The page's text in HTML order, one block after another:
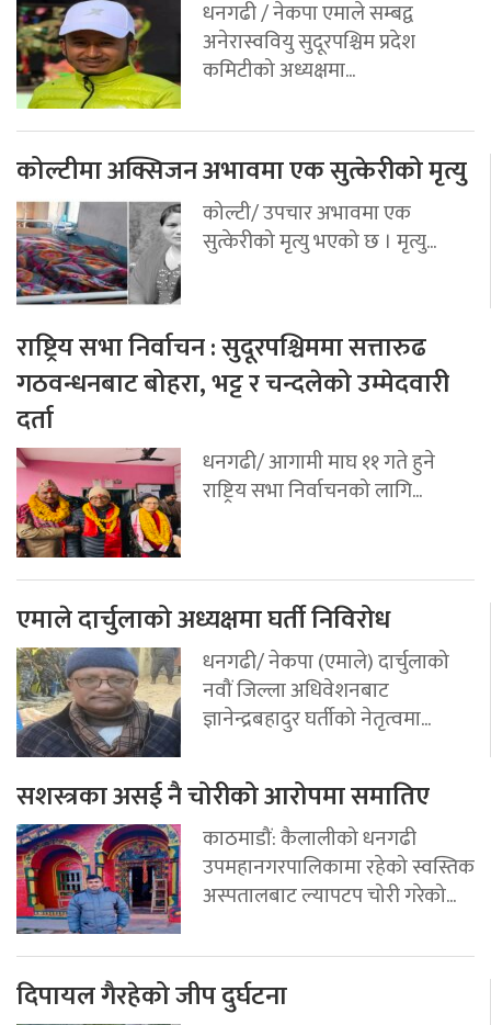
धनगढी / नेकपा एमाले सम्बद्व
अनेरास्ववियु सुदूरपश्चिम प्रदेश
कमिटीको अध्यक्षमा...
कोल्टीमा अक्सिजन अभावमा एक सुत्केरीको मृत्यु
कोल्टी/ उपचार अभावमा एक
सुत्केरीको मृत्यु भएको छ । मृत्यु...
राष्ट्रिय सभा निर्वाचन : सुदूरपश्चिममा सत्तारुढ
गठवन्धनबाट बोहरा, भट्ट र चन्दलेको उम्मेदवारी
दर्ता
धनगढी/ आगामी माघ ११ गते हुने
राष्ट्रिय सभा निर्वाचनको लागि...
एमाले दार्चुलाको अध्यक्षमा घर्ती निविरोध
धनगढी/ नेकपा (एमाले) दार्चुलाको
नवौं जिल्ला अधिवेशनबाट
ज्ञानेन्द्रबहादुर घर्तीको नेतृत्वमा...
सशस्त्रका असई नै चोरीको आरोपमा समातिए
काठमाडौं: कैलालीको धनगढी
उपमहानगरपालिकामा रहेको स्वस्तिक
अस्पतालबाट ल्यापटप चोरी गरेको...
दिपायल गैरहेको जीप दुर्घटना